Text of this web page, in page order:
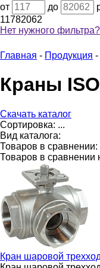
от
до
11782062
Нет нужного фильтра?
Главная - Продукция -
Краны
Скачать каталог
Сортировка: ...
Вид каталога:
Товаров в сравнении:
Товаров в сравнении
Кран шаровой